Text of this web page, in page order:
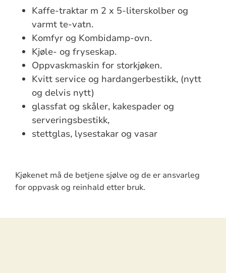
Kaffe-traktar m 2 x 5-literskolber og
varmt te-vatn.
Komfyr og Kombidamp-ovn.
Kjøle- og fryseskap.
Oppvaskmaskin for storkjøken.
Kvitt service og hardangerbestikk, (nytt
og delvis nytt)
glassfat og skåler, kakespader og
serveringsbestikk,
stettglas, lysestakar og vasar
Kjøkenet må de betjene sjølve og de er ansvarleg
for oppvask og reinhald etter bruk.